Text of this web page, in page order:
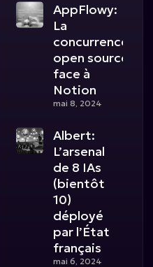
AppFlowy:
La
concurrence
open source
face à
Notion
mai 8, 2024
Albert:
L’arsenal
de 8 IAs
(bientôt
10)
déployé
par l’État
français
mai 6, 2024